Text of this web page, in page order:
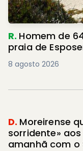
R. Homem de
praia de
8 agosto 2026
D. Moreirense
sorridente»
amanhã com o